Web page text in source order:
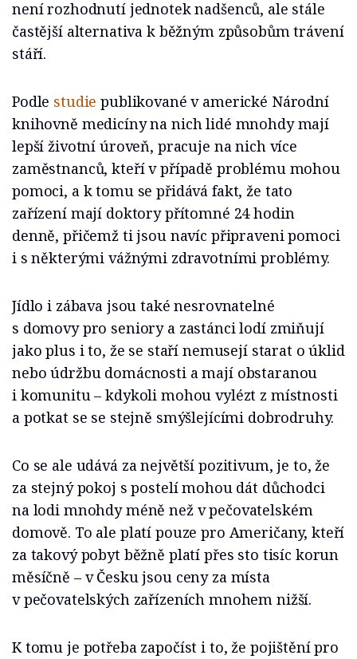
není rozhodnutí jednotek nadšenců, ale stále
častější alternativa k běžným způsobům trávení
stáří.
Podle studie publikované v americké Národní
knihovně medicíny na nich lidé mnohdy mají
lepší životní úroveň, pracuje na nich více
zaměstnanců, kteří v případě problému mohou
pomoci, a k tomu se přidává fakt, že tato
zařízení mají doktory přítomné 24 hodin
denně, přičemž ti jsou navíc připraveni pomoci
i s některými vážnými zdravotními problémy.
Jídlo i zábava jsou také nesrovnatelné
s domovy pro seniory a zastánci lodí zmiňují
jako plus i to, že se staří nemusejí starat o úklid
nebo údržbu domácnosti a mají obstaranou
i komunitu – kdykoli mohou vylézt z místnosti
a potkat se se stejně smýšlejícími dobrodruhy.
Co se ale udává za největší pozitivum, je to, že
za stejný pokoj s postelí mohou dát důchodci
na lodi mnohdy méně než v pečovatelském
domově. To ale platí pouze pro Američany, kteří
za takový pobyt běžně platí přes sto tisíc korun
měsíčně – v Česku jsou ceny za místa
v pečovatelských zařízeních mnohem nižší.
K tomu je potřeba započíst i to, že pojištění pro